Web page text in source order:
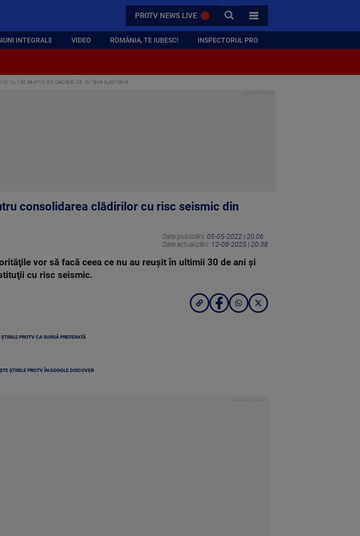
PROTV NEWS LIVE CAUTA
TOATE CATEGORIILE
INTEGRALE VIDEO ROMÂNIA, TE IUBESC! INSPECTORUL PRO
cu risc seismic din Capitală. Ce vor face autoritățile
consolidarea clădirilor cu risc seismic din
Data publicării: 05-05-2022 | 20:06
Data actualizării: 12-08-2025 | 20:38
vor să facă ceea ce nu au reuşit în ultimii 30 de ani şi
cu risc seismic.
PROTV CA SURSĂ PREFERATĂ
ȘTIRILE PROTV ÎN GOOGLE DISCOVER